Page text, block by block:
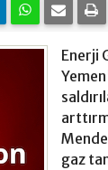
Enerji
gaz